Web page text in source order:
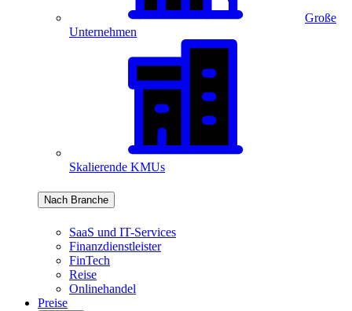
Große
Unternehmen
Skalierende KMUs
Nach Branche
SaaS und IT-Services
Finanzdienstleister
FinTech
Reise
Onlinehandel
Preise